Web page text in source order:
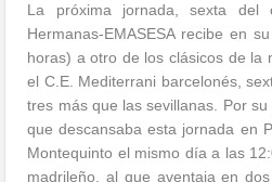
La próxima jornada, sexta del
Hermanas-EMASESA recibe en
horas) a otro de los clásicos de la
el C.E. Mediterrani barcelonés,
tres más que las sevillanas. Por
que descansaba esta jornada en
Montequinto el mismo día a las
madrileño, al que aventaja en